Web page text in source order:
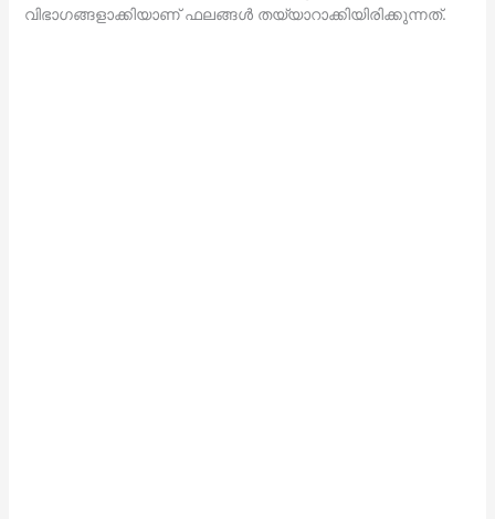
വിഭാഗങ്ങളാക്കിയാണ് ഫലങ്ങള്‍ തയ്യാറാക്കിയിരിക്കുന്നത്.